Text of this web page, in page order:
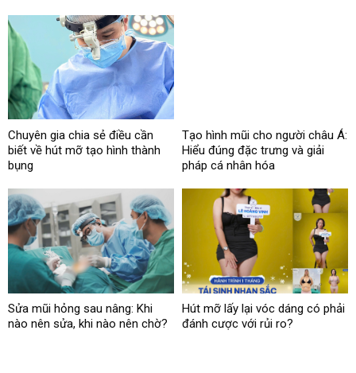
Chuyên gia chia sẻ điều cần
biết về hút mỡ tạo hình thành
bụng
Tạo hình mũi cho người châu Á:
Hiểu đúng đặc trưng và giải
pháp cá nhân hóa
Sửa mũi hỏng sau nâng: Khi
nào nên sửa, khi nào nên chờ?
Hút mỡ lấy lại vóc dáng có phải
đánh cược với rủi ro?